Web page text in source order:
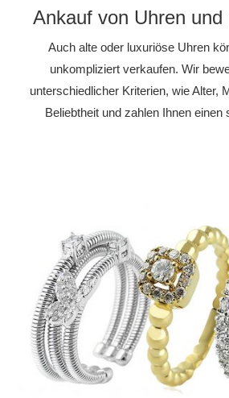
Ankauf von Uhren und
Auch alte oder luxuriöse Uhren
unkompliziert verkaufen. Wir
unterschiedlicher Kriterien, wie Alter,
Beliebtheit und zahlen Ihnen einen